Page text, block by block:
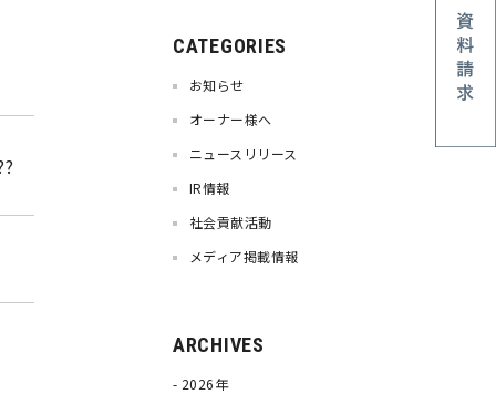
CATEGORIES
お知らせ
オーナー様へ
ニュースリリース
IR情報
社会貢献活動
メディア掲載情報
ARCHIVES
2026年